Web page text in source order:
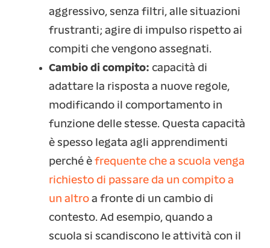
aggressivo, senza filtri, alle situazioni
frustranti; agire di impulso rispetto ai
compiti che vengono assegnati.
Cambio di compito: capacità di
adattare la risposta a nuove regole,
modificando il comportamento in
funzione delle stesse. Questa capacità
è spesso legata agli apprendimenti
perché è frequente che a scuola venga
richiesto di passare da un compito a
un altro a fronte di un cambio di
contesto. Ad esempio, quando a
scuola si scandiscono le attività con il